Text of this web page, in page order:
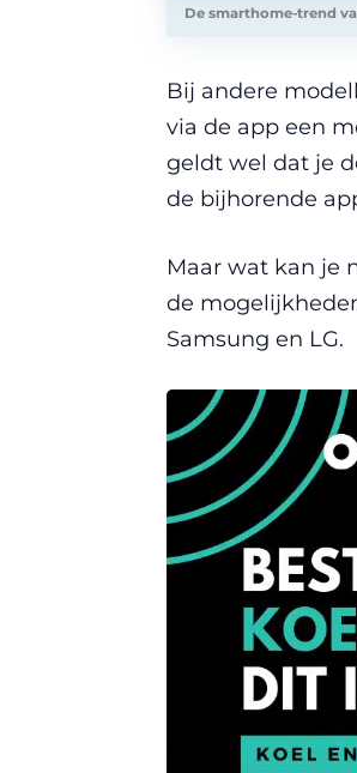
De smarthome-trend
Bij andere
via de app een
geldt wel dat je
de bijhorende
Maar wat kan je
de
Samsung en LG.